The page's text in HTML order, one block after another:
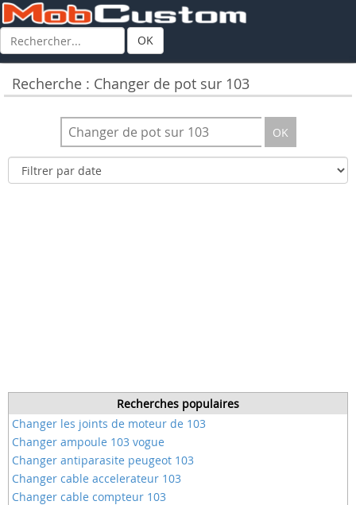
OK
Recherche : Changer de pot sur 103
OK
Recherches populaires
Changer les joints de moteur de 103
Changer ampoule 103 vogue
Changer antiparasite peugeot 103
Changer cable accelerateur 103
Changer cable compteur 103